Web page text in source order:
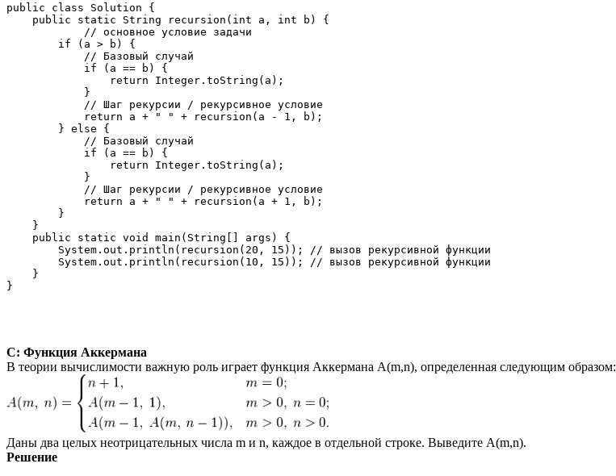
public class Solution {
    public static String recursion(int a, int b) {
            // основное условие задачи
        if (a > b) {
            // Базовый случай
            if (a == b) {
                return Integer.toString(a);
            }
            // Шаг рекурсии / рекурсивное условие
            return a + " " + recursion(a - 1, b);
        } else {
            // Базовый случай
            if (a == b) {
                return Integer.toString(a);
            }
            // Шаг рекурсии / рекурсивное условие
            return a + " " + recursion(a + 1, b);
        }
    }
    public static void main(String[] args) {
        System.out.println(recursion(20, 15)); // вызов рекурсивной функции
        System.out.println(recursion(10, 15)); // вызов рекурсивной функции
    }
C: Функция Аккермана
В теории вычислимости важную роль играет функция Аккермана A(m,n), определенная следующим образом:
Даны два целых неотрицательных числа m и n, каждое в отдельной строке. Выведите A(m,n).
Решение